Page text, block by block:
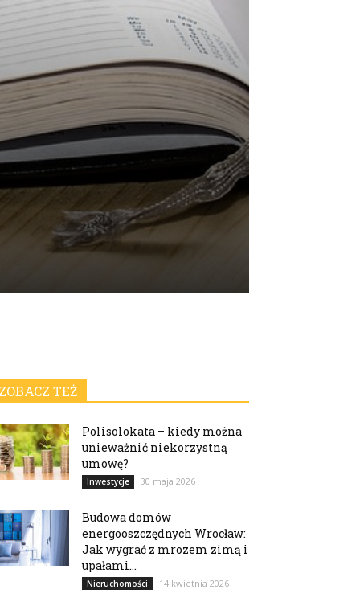
ZOBACZ TEŻ
Polisolokata – kiedy można
unieważnić niekorzystną
umowę?
Inwestycje 30 maja 2026
Budowa domów
energooszczędnych Wrocław:
Jak wygrać z mrozem zimą i
upałami...
Nieruchomości 14 kwietnia 2026